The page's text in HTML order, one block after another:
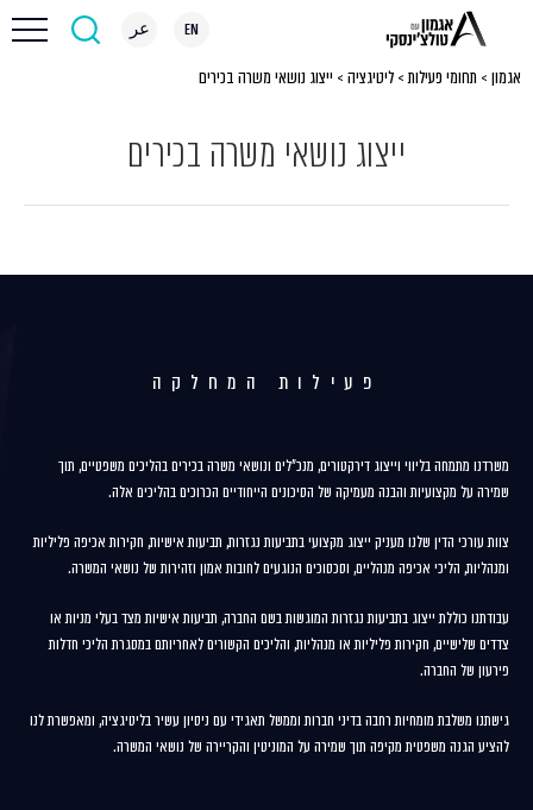
EN عر
אגמון > תחומי פעילות> ליטיגציה > ייצוג נושאי משרה בכירים
ייצוג נושאי משרה בכירים
פעילות המחלקה
משרדנו מתמחה בליווי וייצוג דירקטורים, מנכ"לים ונושאי משרה בכירים בהליכים משפטיים, תוך
שמירה על מקצועיות והבנה מעמיקה של הסיכונים הייחודיים הכרוכים בהליכים אלה.
צוות עורכי הדין שלנו מעניק ייצוג מקצועי בתביעות נגזרות, תביעות אישיות, חקירות אכיפה פליליות
ומנהליות, הליכי אכיפה מנהליים, וסכסוכים הנוגעים לחובות אמון וזהירות של נושאי המשרה.
עבודתנו כוללת ייצוג בתביעות נגזרות המוגשות בשם החברה, תביעות אישיות מצד בעלי מניות או
צדדים שלישיים, חקירות פליליות או מנהליות, והליכים הקשורים לאחריותם במסגרת הליכי חדלות
פירעון של החברה.
גישתנו משלבת מומחיות רחבה בדיני חברות וממשל תאגידי עם ניסיון עשיר בליטיגציה, ומאפשרת לנו
להציע הגנה משפטית מקיפה תוך שמירה על המוניטין והקריירה של נושאי המשרה.